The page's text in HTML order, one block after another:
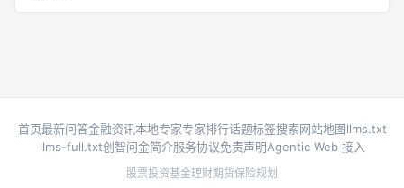
首页最新问答金融资讯本地专家专家排行话题标签搜索网站地图llms.txt
llms-full.txt创智问金简介服务协议免责声明Agentic Web 接入
股票投资基金理财期货保险规划